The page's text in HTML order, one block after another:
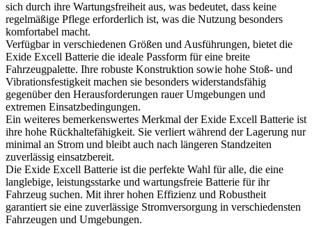
sich durch ihre Wartungsfreiheit aus, was bedeutet, dass keine
regelmäßige Pflege erforderlich ist, was die Nutzung besonders
komfortabel macht.
Verfügbar in verschiedenen Größen und Ausführungen, bietet die
Exide Excell Batterie die ideale Passform für eine breite
Fahrzeugpalette. Ihre robuste Konstruktion sowie hohe Stoß- und
Vibrationsfestigkeit machen sie besonders widerstandsfähig
gegenüber den Herausforderungen rauer Umgebungen und
extremen Einsatzbedingungen.
Ein weiteres bemerkenswertes Merkmal der Exide Excell Batterie ist
ihre hohe Rückhaltefähigkeit. Sie verliert während der Lagerung nur
minimal an Strom und bleibt auch nach längeren Standzeiten
zuverlässig einsatzbereit.
Die Exide Excell Batterie ist die perfekte Wahl für alle, die eine
langlebige, leistungsstarke und wartungsfreie Batterie für ihr
Fahrzeug suchen. Mit ihrer hohen Effizienz und Robustheit
garantiert sie eine zuverlässige Stromversorgung in verschiedensten
Fahrzeugen und Umgebungen.